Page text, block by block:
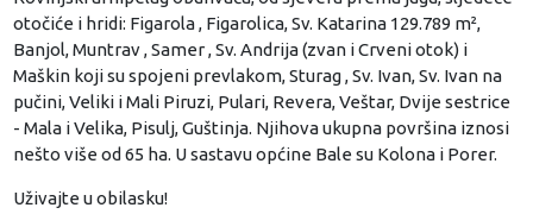
otočiće i hridi: Figarola , Figarolica, Sv. Katarina 129.789 m²,
Banjol, Muntrav , Samer , Sv. Andrija (zvan i Crveni otok) i
Maškin koji su spojeni prevlakom, Sturag , Sv. Ivan, Sv. Ivan na
pučini, Veliki i Mali Piruzi, Pulari, Revera, Veštar, Dvije sestrice
- Mala i Velika, Pisulj, Guštinja. Njihova ukupna površina iznosi
nešto više od 65 ha. U sastavu općine Bale su Kolona i Porer.
Uživajte u obilasku!